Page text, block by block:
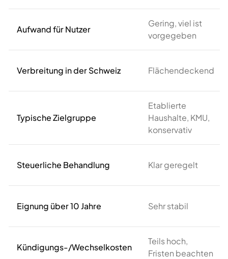
Aufwand für Nutzer
Gering, viel ist
vorgegeben
Verbreitung in der Schweiz Flächendeckend
Typische Zielgruppe
Etablierte
Haushalte, KMU,
konservativ
Steuerliche Behandlung Klar geregelt
Eignung über 10 Jahre Sehr stabil
Kündigungs-/Wechselkosten
Teils hoch,
Fristen beachten